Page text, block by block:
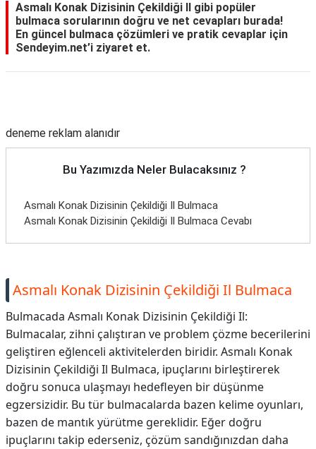
Asmalı Konak Dizisinin Çekildiği Il gibi popüler
bulmaca sorularının doğru ve net cevapları burada!
En güncel bulmaca çözümleri ve pratik cevaplar için
Sendeyim.net’i ziyaret et.
deneme reklam alanıdır
Bu Yazımızda Neler Bulacaksınız ?
Asmalı Konak Dizisinin Çekildiği Il Bulmaca
Asmalı Konak Dizisinin Çekildiği Il Bulmaca Cevabı
Asmalı Konak Dizisinin Çekildiği Il Bulmaca
Bulmacada Asmalı Konak Dizisinin Çekildiği Il:
Bulmacalar, zihni çalıştıran ve problem çözme becerilerini
geliştiren eğlenceli aktivitelerden biridir. Asmalı Konak
Dizisinin Çekildiği Il Bulmaca, ipuçlarını birleştirerek
doğru sonuca ulaşmayı hedefleyen bir düşünme
egzersizidir. Bu tür bulmacalarda bazen kelime oyunları,
bazen de mantık yürütme gereklidir. Eğer doğru
ipuçlarını takip ederseniz, çözüm sandığınızdan daha